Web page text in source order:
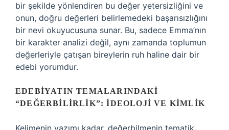
bir şekilde yönlendiren bu değer yetersizliğini ve
onun, doğru değerleri belirlemedeki başarısızlığını
bir nevi okuyucusuna sunar. Bu, sadece Emma’nın
bir karakter analizi değil, aynı zamanda toplumun
değerleriyle çatışan bireylerin ruh haline dair bir
edebi yorumdur.
EDEBIYATIN TEMALARINDAKI
“DEĞERBILIRLIK”: İDEOLOJI VE KIMLIK
Kelimenin yazımı kadar, değerbilmenin tematik